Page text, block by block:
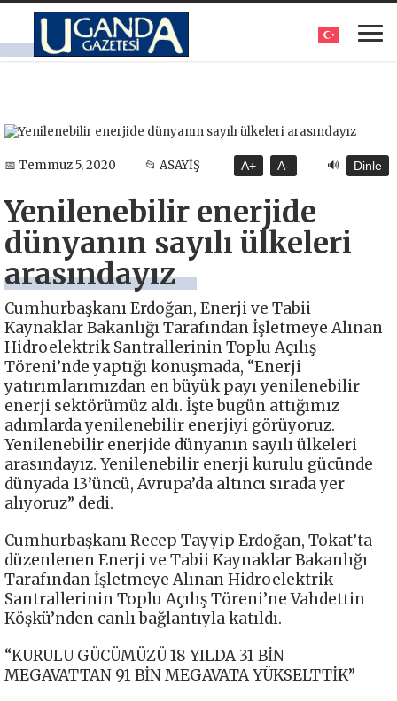
📅 Temmuz 5, 2020 📂 ASAYİŞ A+ A- 🔊 Dinle
Yenilenebilir enerjide
dünyanın sayılı ülkeleri
arasındayız
Cumhurbaşkanı Erdoğan, Enerji ve Tabii
Kaynaklar Bakanlığı Tarafından İşletmeye Alınan
Hidroelektrik Santrallerinin Toplu Açılış
Töreni’nde yaptığı konuşmada, “Enerji
yatırımlarımızdan en büyük payı yenilenebilir
enerji sektörümüz aldı. İşte bugün attığımız
adımlarda yenilenebilir enerjiyi görüyoruz.
Yenilenebilir enerjide dünyanın sayılı ülkeleri
arasındayız. Yenilenebilir enerji kurulu gücünde
dünyada 13’üncü, Avrupa’da altıncı sırada yer
alıyoruz” dedi.
Cumhurbaşkanı Recep Tayyip Erdoğan, Tokat’ta
düzenlenen Enerji ve Tabii Kaynaklar Bakanlığı
Tarafından İşletmeye Alınan Hidroelektrik
Santrallerinin Toplu Açılış Töreni’ne Vahdettin
Köşkü’nden canlı bağlantıyla katıldı.
“KURULU GÜCÜMÜZÜ 18 YILDA 31 BİN
MEGAVATTAN 91 BİN MEGAVATA YÜKSELTTİK”